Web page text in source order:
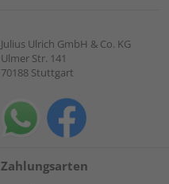
Julius Ulrich GmbH & Co. KG
Ulmer Str. 141
70188 Stuttgart
Zahlungsarten